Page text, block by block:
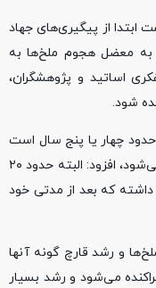
ابتدا از پیگیری‌های جهاد
به معضل هجوم ملخ‌ها به
اساتید و پژوهشگران،
شود.
چهار یا پنج سال است
که از اواخر فروردین و اوایل اردیبهشت آغاز می‌شود، افزود: البته حدود ۲۰
که بعد از مدتی خود
و رشد قارچ گونه آنها
پراکنده می‌شود و رشد بسیار